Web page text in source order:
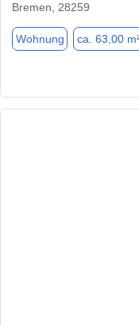
Bremen, 28259
Wohnung ca. 63,00